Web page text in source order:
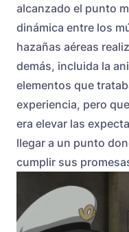
alcanzado el punto
dinámica entre los
hazañas aéreas
demás, incluida la
elementos que
experiencia, pero
era elevar las
llegar a un punto
cumplir sus